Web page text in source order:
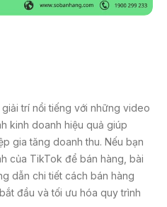
trí nổi tiếng với những video
kinh doanh hiệu quả giúp
gia tăng doanh thu. Nếu bạn
của TikTok để bán hàng, bài
dẫn chi tiết cách bán hàng
đầu và tối ưu hóa quy trình